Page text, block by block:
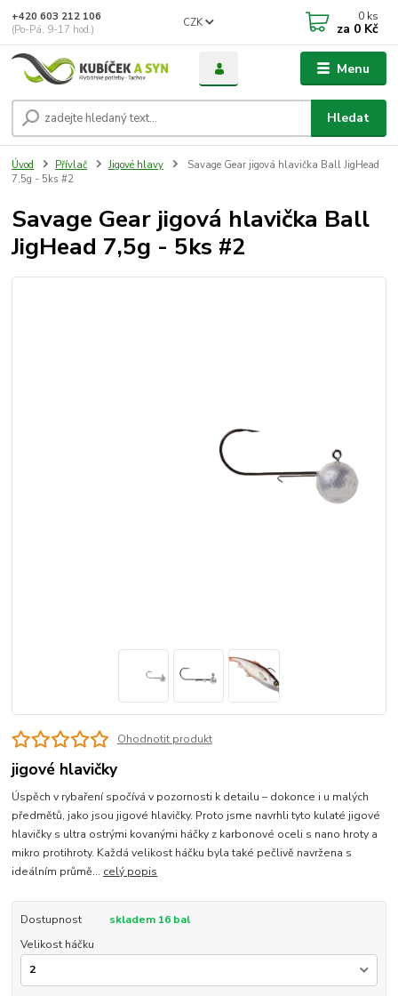
Menu
CZK
Hledat
+420 603 212 106
(Po-Pá, 9-17 hod.)
0 ks
za 0 Kč
Úvod Přívlač Jigové hlavy
Savage Gear jigová hlavička Ball JigHead
7,5g - 5ks #2
Savage Gear jigová hlavička Ball
JigHead 7,5g - 5ks #2
Ohodnotit produkt
jigové hlavičky
Úspěch v rybaření spočívá v pozornosti k detailu – dokonce i u malých
předmětů, jako jsou jigové hlavičky. Proto jsme navrhli tyto kulaté jigové
hlavičky s ultra ostrými kovanými háčky z karbonové oceli s nano hroty a
mikro protihroty. Každá velikost háčku byla také pečlivě navržena s
ideálním průmě... celý popis
Dostupnost
skladem 16 bal
Velikost háčku